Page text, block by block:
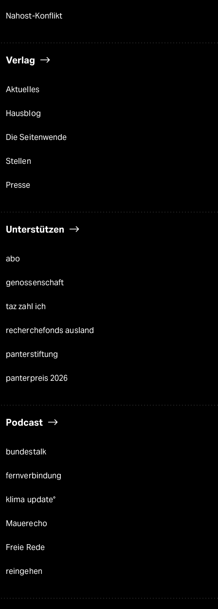
Nahost-Konflikt
Verlag
Aktuelles
Hausblog
Die Seitenwende
Stellen
Presse
Unterstützen
abo
genossenschaft
taz zahl ich
recherchefonds ausland
panterstiftung
panterpreis 2026
Podcast
bundestalk
fernverbindung
klima update°
Mauerecho
Freie Rede
reingehen